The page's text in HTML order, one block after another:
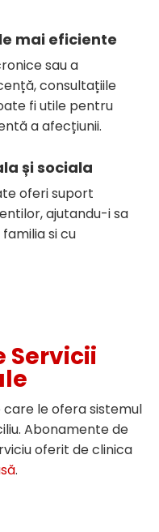
mai eficiente
sau a
consultațiile
fi utile pentru
a afecțiunii.
și sociala
oferi suport
ajutandu-i sa
si cu
Servicii
le ofera sistemul
Abonamente de
oferit de clinica
.